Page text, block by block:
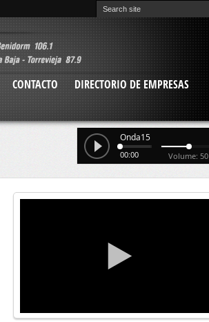
CONTACTO
DIRECTORIO DE EMPRESAS
Onda15
00:00 Volume: 50